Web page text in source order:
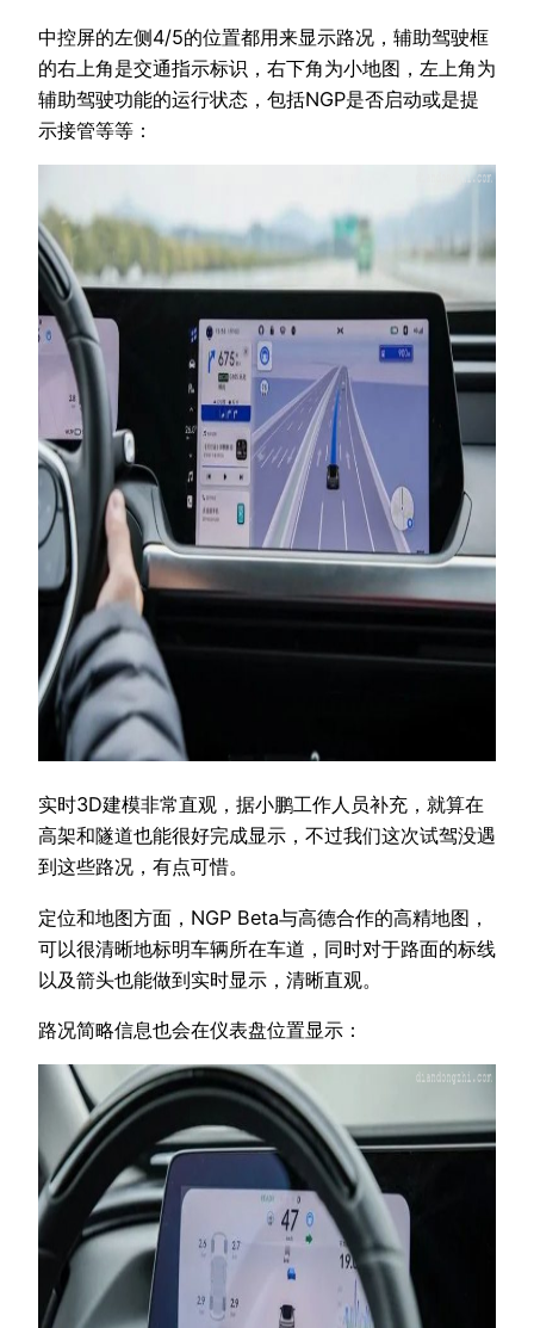
中控屏的左侧4/5的位置都用来显示路况，辅助驾驶框
的右上角是交通指示标识，右下角为小地图，左上角为
辅助驾驶功能的运行状态，包括NGP是否启动或是提
示接管等等：
实时3D建模非常直观，据小鹏工作人员补充，就算在
高架和隧道也能很好完成显示，不过我们这次试驾没遇
到这些路况，有点可惜。
定位和地图方面，NGP Beta与高德合作的高精地图，
可以很清晰地标明车辆所在车道，同时对于路面的标线
以及箭头也能做到实时显示，清晰直观。
路况简略信息也会在仪表盘位置显示：